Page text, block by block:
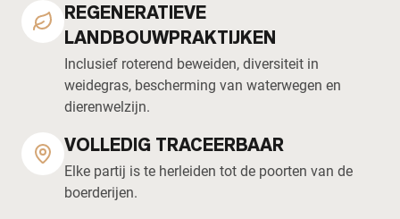
REGENERATIEVE
LANDBOUWPRAKTIJKEN
Inclusief roterend beweiden, diversiteit in
weidegras, bescherming van waterwegen en
dierenwelzijn.
VOLLEDIG TRACEERBAAR
Elke partij is te herleiden tot de poorten van de
boerderijen.